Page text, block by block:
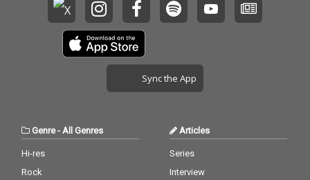
Sync the App
Genre- All Genres
Hi-res
Rock
Articles
Series
Interview